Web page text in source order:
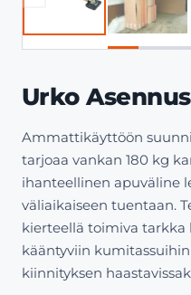
Urko
Ammattikäyttöön
tarjoaa vankan 180 kg
ihanteellinen apuväline
väliaikaiseen tuentaan.
kierteellä toimiva tarkka
kääntyviin
kiinnityksen